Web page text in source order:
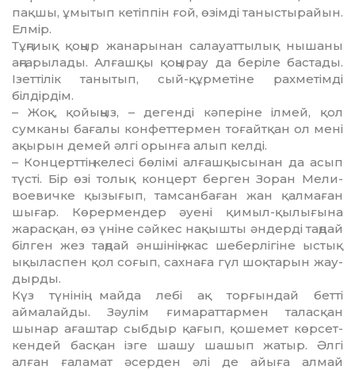
пақ­шы, ұмытып кетіппін ғой, өзімді таныс­тырайын.
Елмір.
Тұңғиық қоңыр жанарынан са­лауат­тылық нышаны
аңғарылады. Алғашқы қоңырау да беріле бастады.
Ізеттілік танытып, сый-құрметіне рахметімді
білдірдім.
– Жоқ, қойыңыз, – дегенді кә­пе­ріне ілмей, қол
сумканы бағалы кон­феттермен тоғайтқан ол мені
ақырын демей әлгі орынға алып келді.
– Концерттің келесі бөлімі ал­ғаш­­қысынан да асып
түсті. Бір өзі толық концерт берген Зоран Мели­
вое­вичке қызығып, тамсанбаған жан қалмаған
шығар. Көрермендер әуені қимыл-қылығына
жарасқан, өз үніне сәйкес нақышты әндерді таңдай
білген жез таңдай әншінің жас ше­бер­лігіне ыстық
ықыласпен қол соғып, сахнаға гүл шоқтарын жау­
дыр­ды.
Күз түнінің майда лебі ақ тор­ғын­дай бетті
аймалайды. Зәулім ғи­ма­раттармен таласқан
шынар ағаштар сыб­дыр қағып, қошемет көрсет­
кен­дей басқан ізге шашу шашып жатыр. Әлгі
алған ғаламат әсерден әлі де айыға алмай